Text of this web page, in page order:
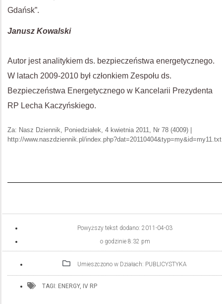
Gdańsk”.
Janusz Kowalski
Autor jest analitykiem ds. bezpieczeństwa energetycznego.
W latach 2009-2010 był członkiem Zespołu ds.
Bezpieczeństwa Energetycznego w Kancelarii Prezydenta
RP Lecha Kaczyńskiego.
Za: Nasz Dziennik, Poniedziałek, 4 kwietnia 2011, Nr 78 (4009) |
http://www.naszdziennik.pl/index.php?dat=20110404&typ=my&id=my11.txt
Powyższy tekst dodano: 2011-04-03
o godzinie 8:32 pm
Umieszczono w Działach: PUBLICYSTYKA
TAGI: ENERGY, IV RP